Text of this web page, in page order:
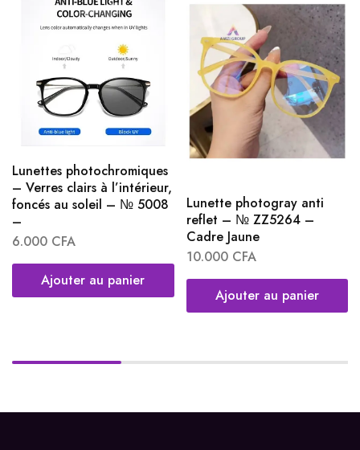
Lunettes photochromiques
– Verres clairs à l’intérieur,
foncés au soleil – № 5008
–
6.000 CFA
Ajouter au panier
Lunette photogray anti
reflet – № ZZ5264 –
Cadre Jaune
10.000 CFA
Ajouter au panier